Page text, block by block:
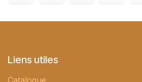
Liens utiles
Catalogue